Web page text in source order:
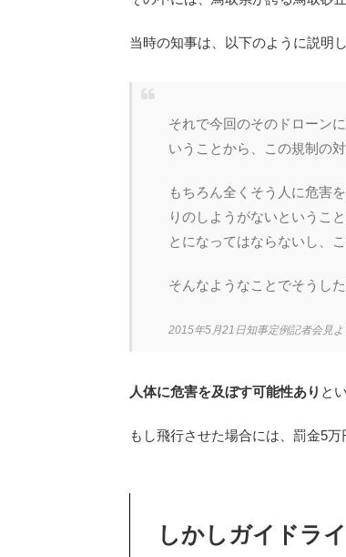
当時の知事は、以下のように説明し
それで今回のそのドローン
いうことから、この規制の
もちろん全くそう人に危害
りのしようがないというこ
とになってはならないし、
そんなようなことでそうし
2015年5月21日知事定例記者会見よ
人体に危害を及ぼす可能性あり と
もし飛行させた場合には、罰金5
しかしガイドラ